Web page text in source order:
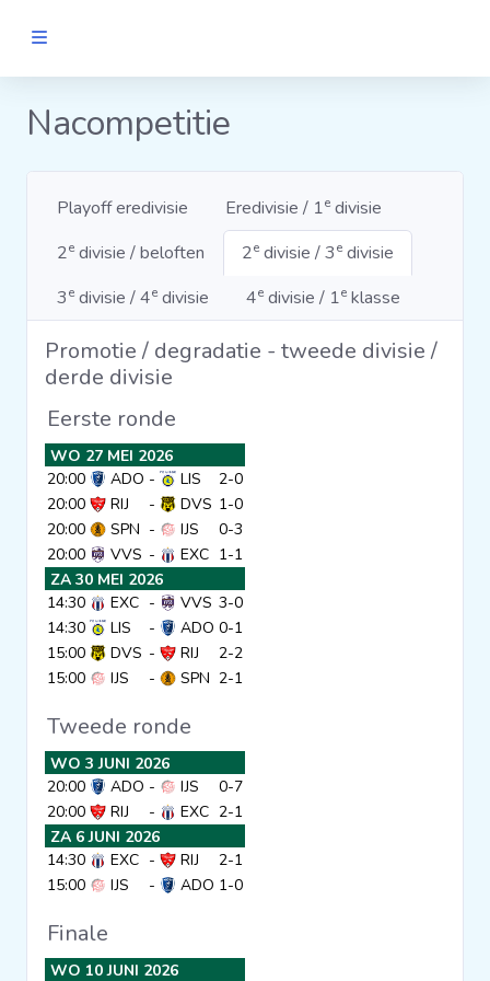
Wedstrijden
Statistieken
Voetbalpiramide
Links
VROUWEN
Clubs
Wedstrijden
Statistieken
Voetbalpiramide
Nacompetitie
Playoff eredivisie Eredivisie / 1e divisie
2e divisie / beloften 2e divisie / 3e divisie
3e divisie / 4e divisie 4e divisie / 1e klasse
Promotie / degradatie - tweede divisie /
derde divisie
Eerste ronde
WO 27 MEI 2026
20:00
ADO - LIS
2-0
20:00
RIJ - DVS 1-0
20:00
SPN - IJS
0-3
20:00
VVS - EXC 1-1
ZA 30 MEI 2026
14:30
EXC - VVS 3-0
14:30
LIS - ADO 0-1
15:00
DVS - RIJ
2-2
15:00
IJS - SPN 2-1
Tweede ronde
WO 3 JUNI 2026
20:00
ADO - IJS
0-7
20:00
RIJ - EXC 2-1
ZA 6 JUNI 2026
14:30
EXC - RIJ
2-1
15:00
IJS - ADO 1-0
Finale
WO 10 JUNI 2026